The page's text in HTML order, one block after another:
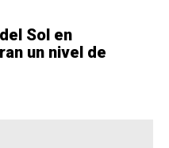
Sol en
un nivel de